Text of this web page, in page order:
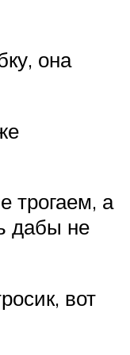
она
трогаем, а
дабы не
вот